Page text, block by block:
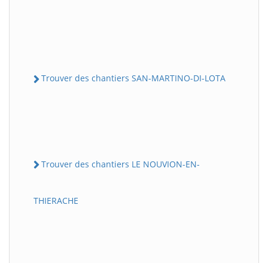
Trouver des chantiers SAN-MARTINO-DI-LOTA
Trouver des chantiers LE NOUVION-EN-
THIERACHE